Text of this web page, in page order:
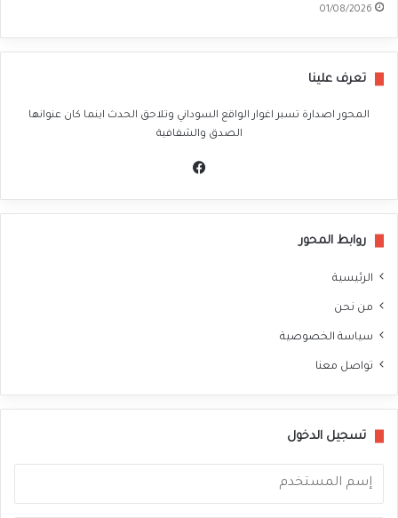
01/08/2026
تعرف علينا
المحور اصدارة تسبر اغوار الواقع السوداني وتلاحق الحدث اينما كان عنوانها
الصدق والشفافية
روابط المحور
الرئيسية
من نحن
سياسة الخصوصية
تواصل معنا
تسجيل الدخول